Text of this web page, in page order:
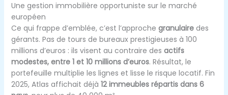
Une gestion immobilière opportuniste sur le marché
européen
Ce qui frappe d’emblée, c’est l’approche granulairedes
gérants. Pas de tours de bureaux prestigieuses à 100
millions d’euros : ils visent au contraire des actifs
modestes, entre 1 et 10 millions d’euros. Résultat, le
portefeuille multiplie les lignes et lisse le risque locatif. Fin
2025, Atlas affichait déjà 12 immeubles répartis dans 6